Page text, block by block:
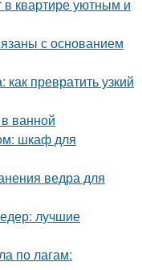
в квартире уютным и
с основанием
превратить узкий
ванной
шкаф для
ведра для
лучшие
по лагам: